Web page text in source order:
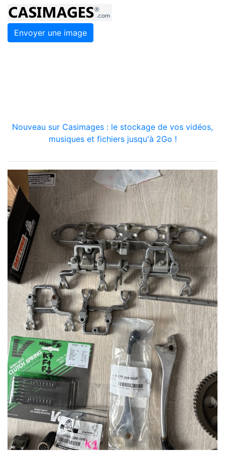
Envoyer une image
Nouveau sur Casimages : le stockage de vos vidéos,
musiques et fichiers jusqu'à 2Go !